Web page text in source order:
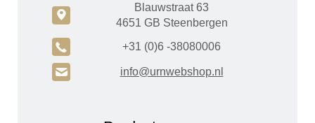
c
Blauwstraat 63
4651 GB Steenbergen
A +31 (0)6 -38080006
H info@urnwebshop.nl